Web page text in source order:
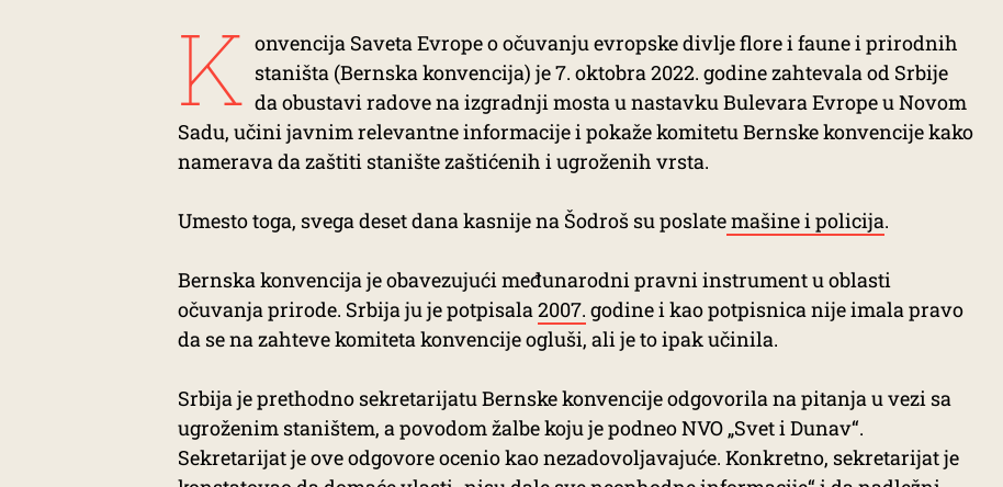
K onvencija Saveta Evrope o očuvanju evropske divlje flore i faune i prirodnih
staništa (Bernska konvencija) je 7. oktobra 2022. godine zahtevala od Srbije
da obustavi radove na izgradnji mosta u nastavku Bulevara Evrope u Novom
Sadu, učini javnim relevantne informacije i pokaže komitetu Bernske konvencije kako
namerava da zaštiti stanište zaštićenih i ugroženih vrsta.
Umesto toga, svega deset dana kasnije na Šodroš su poslatemašine i policija.
Bernska konvencija je obavezujući međunarodni pravni instrument u oblasti
očuvanja prirode. Srbija ju je potpisala2007. godine i kao potpisnica nije imala pravo
da se na zahteve komiteta konvencije ogluši, ali je to ipak učinila.
Srbija je prethodno sekretarijatu Bernske konvencije odgovorila na pitanja u vezi sa
ugroženim staništem, a povodom žalbe koju je podneo NVO „Svet i Dunav“.
Sekretarijat je ove odgovore ocenio kao nezadovoljavajuće. Konkretno, sekretarijat je